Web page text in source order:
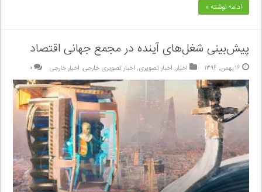
ادامه نوشته »
پیش‌بینی شغل‌های آینده در مجمع جهانی اقتصاد
۱۶ بهمن, ۱۳۹۶ اخبار, اخبار تصویری, اخبار تصویری خارجی, اخبار خارجی ۰